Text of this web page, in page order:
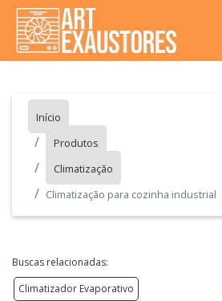
Início
Produtos
Climatização
Climatização para cozinha industrial
Buscas relacionadas:
Climatizador Evaporativo